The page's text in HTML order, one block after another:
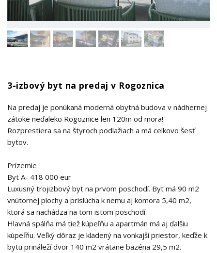
3-izbový byt na predaj v Rogoznica
Na predaj je ponúkaná moderná obytná budova v nádhernej
zátoke neďaleko Rogoznice len 120m od mora!
Rozprestiera sa na štyroch podlažiach a má celkovo šesť
bytov.
Prízemie
Byt A- 418 000 eur
Luxusný trojizbový byt na prvom poschodí. Byt má 90 m2
vnútornej plochy a prislúcha k nemu aj komora 5,40 m2,
ktorá sa nachádza na tom istom poschodí.
Hlavná spálňa má tiež kúpeľňu a apartmán má aj ďalšiu
kúpeľňu. Veľký dôraz je kladený na vonkajší priestor, keďže k
bytu prináleží dvor 140 m2 vrátane bazéna 29,5 m2.